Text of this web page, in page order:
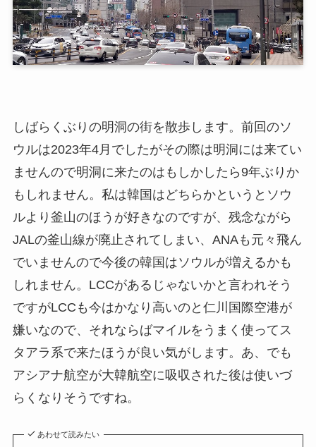
しばらくぶりの明洞の街を散歩します。前回のソ
ウルは2023年4月でしたがその際は明洞には来てい
ませんので明洞に来たのはもしかしたら9年ぶりか
もしれません。私は韓国はどちらかというとソウ
ルより釜山のほうが好きなのですが、残念ながら
JALの釜山線が廃止されてしまい、ANAも元々飛ん
でいませんので今後の韓国はソウルが増えるかも
しれません。LCCがあるじゃないかと言われそう
ですがLCCも今はかなり高いのと仁川国際空港が
嫌いなので、それならばマイルをうまく使ってス
タアラ系で来たほうが良い気がします。あ、でも
アシアナ航空が大韓航空に吸収された後は使いづ
らくなりそうですね。
あわせて読みたい